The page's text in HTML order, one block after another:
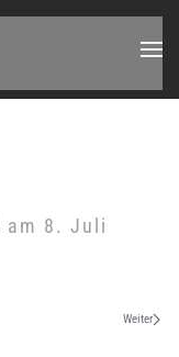
am 8. Juli
Weiter